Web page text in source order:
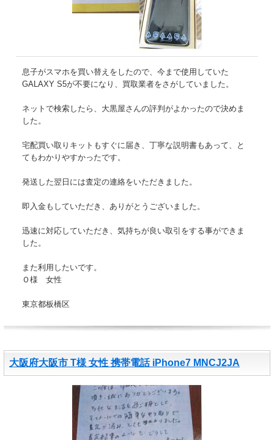
息子がスマホを買い替えをしたので、今まで使用していた
GALAXY S5が不要になり、買取業者をさがしていました。
ネットで検索したら、大黒屋さんの評判がよかったので決めま
した。
宅配買い取りキットもすぐに届き、丁寧な説明書もあって、と
てもわかりやすかったです。
発送した翌日には査定の連絡をいただきました。
即入金もしていただき、ありがとうございました。
迅速に対応していただき、気持ちが良い取引をする事ができま
した。
また利用したいです。
Ｏ様 女性
東京都板橋区
大阪府大阪市 T様 女性 携帯電話 iPhone7 MNCJ2JA